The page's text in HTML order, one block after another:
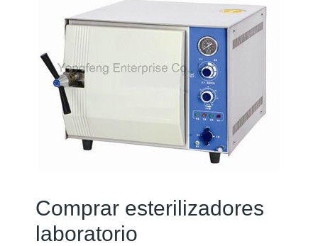
Comprar esterilizadores
laboratorio